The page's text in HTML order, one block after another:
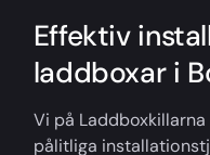
Effektiv
laddboxar i
Vi på
pålitliga